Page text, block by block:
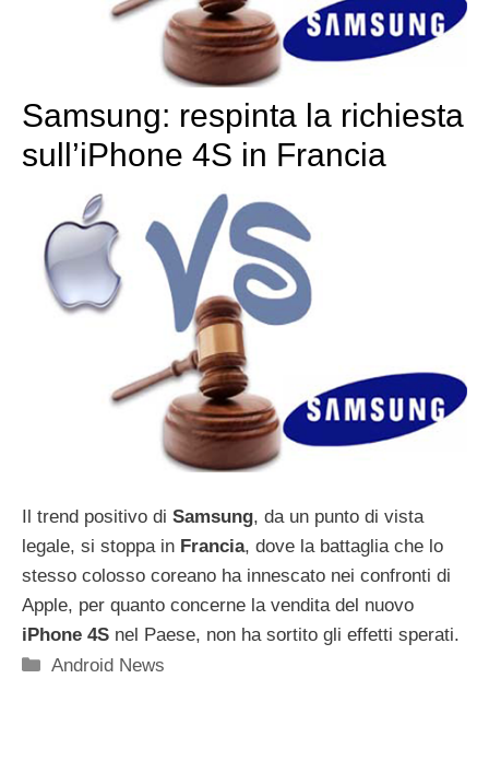
Samsung: respinta la richiesta
sull’iPhone 4S in Francia
Il trend positivo di Samsung, da un punto di vista
legale, si stoppa in Francia, dove la battaglia che lo
stesso colosso coreano ha innescato nei confronti di
Apple, per quanto concerne la vendita del nuovo
iPhone 4S nel Paese, non ha sortito gli effetti sperati.
Categorie
Android News